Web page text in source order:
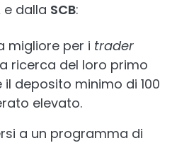
e dalla SCB:
migliore per i trader
ricerca del loro primo
il deposito minimo di 100
elevato.
a un programma di